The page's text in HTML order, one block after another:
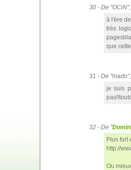
30 - De
à l'ère
très
que
31 - De
je suis
32 - De "
Plus fort
http://
Ou